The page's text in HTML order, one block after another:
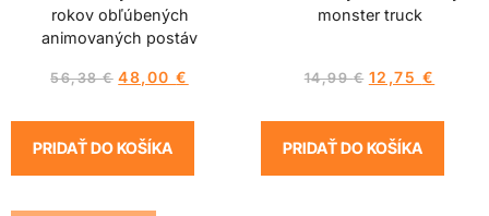
rokov obľúbených
animovaných postáv
56,38€ 48,00€
PRIDAŤ DO KOŠÍKA
monster truck
14,99€ 12,75 €
PRIDAŤ DO KOŠÍKA